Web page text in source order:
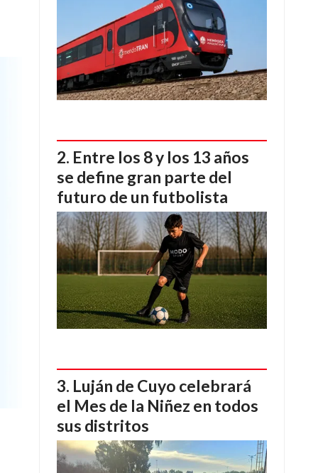
Entre los 8 y los 13 años
se define gran parte del
futuro de un futbolista
Luján de Cuyo celebrará
el Mes de la Niñez en todos
sus distritos